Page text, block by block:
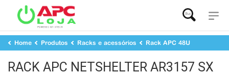
Buscar...
Home Produtos Racks e acessórios
Rack APC 48U
ENCLOSURE
RACK APC NETSHELTER AR3157 SX